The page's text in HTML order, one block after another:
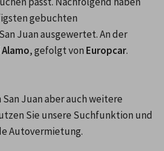
gebuchten
Juan ausgewertet. An der
Alamo, gefolgt von Europcar.
Juan aber auch weitere
Sie unsere Suchfunktion und
Autovermietung.